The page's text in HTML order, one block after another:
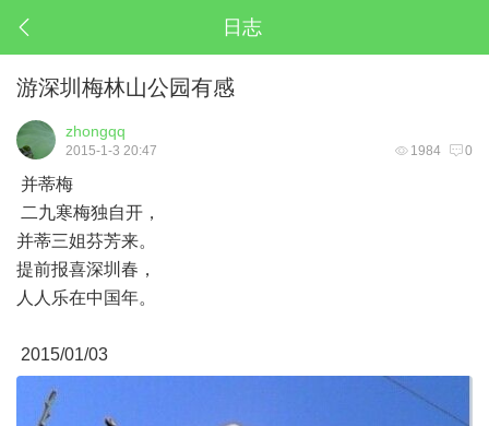
日志
游深圳梅林山公园有感
zhongqq
1984 0
2015-1-3 20:47
并蒂梅
二九寒梅独自开，
并蒂三姐芬芳来。
提前报喜深圳春，
人人乐在中国年。
2015/01/03